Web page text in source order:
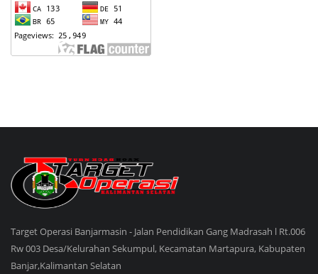
Target Operasi Banjarmasin - Jalan Pendidikan Gang Madrasah l Rt.006
Rw 003 Desa/Kelurahan Sekumpul, Kecamatan Martapura, Kabupaten
Banjar,Kalimantan Selatan